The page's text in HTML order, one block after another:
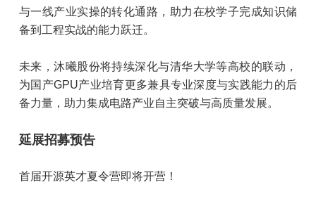
与一线产业实操的转化通路，助力在校学子完成知识储
备到工程实战的能力跃迁。
未来，沐曦股份将持续深化与清华大学等高校的联动，
为国产GPU产业培育更多兼具专业深度与实践能力的后
备力量，助力集成电路产业自主突破与高质量发展。
延展招募预告
首届开源英才夏令营即将开营！